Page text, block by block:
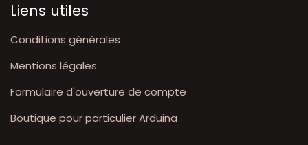
Liens utiles
Conditions générales
Mentions légales
Formulaire d'ouverture de compte
Boutique pour particulier Arduina